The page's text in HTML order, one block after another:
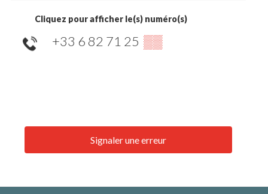
Cliquez pour afficher le(s) numéro(s)
+33 6 82 71 25 ▒▒
Signaler une erreur